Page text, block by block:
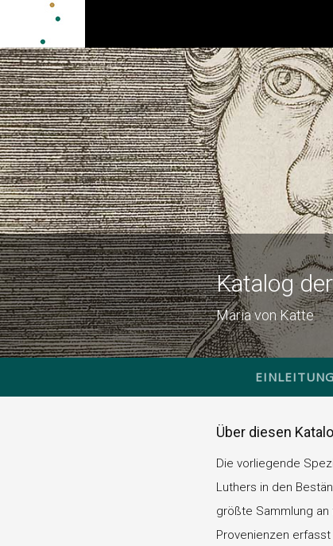
Katalog
Maria von Katte
EINLEITUNG
Über diesen
Die vorliegende
Luthers in den
größte Sammlung
Provenienzen